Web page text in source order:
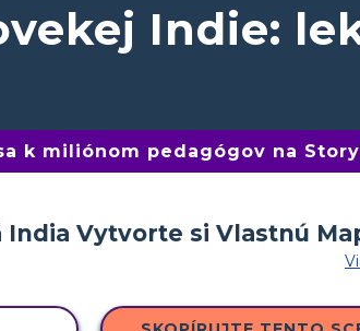
Indie:
k miliónom pedagógov na